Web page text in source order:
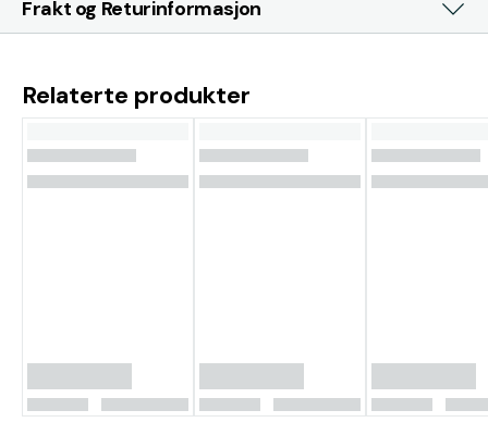
Frakt og Returinformasjon
Relaterte produkter